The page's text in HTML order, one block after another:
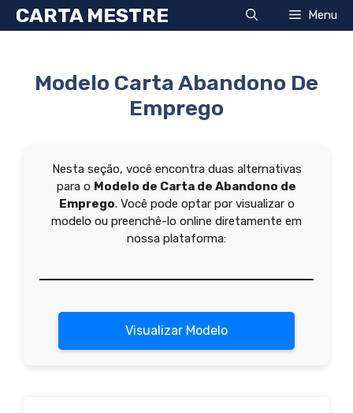
Pular
paraCARTA MESTRE Menu
Modelo Carta Abandono De
Emprego
Nesta seção, você encontra duas alternativas
para o Modelo de Carta de Abandono de
Emprego. Você pode optar por visualizar o
modelo ou preenchê-lo online diretamente em
nossa plataforma:
Visualizar Modelo